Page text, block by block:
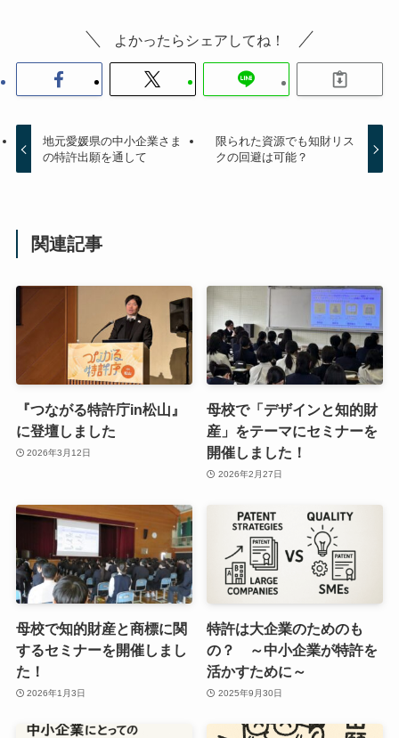
よかったらシェアしてね！
地元愛媛県の中小企業さま
の特許出願を通して
限られた資源でも知財リス
クの回避は可能？
関連記事
『つながる特許庁in松山』
に登壇しました
2026年3月12日
母校で「デザインと知的財
産」をテーマにセミナーを
開催しました！
2026年2月27日
母校で知的財産と商標に関
するセミナーを開催しまし
た！
2026年1月3日
特許は大企業のためのも
の？ ～中小企業が特許を
活かすために～
2025年9月30日